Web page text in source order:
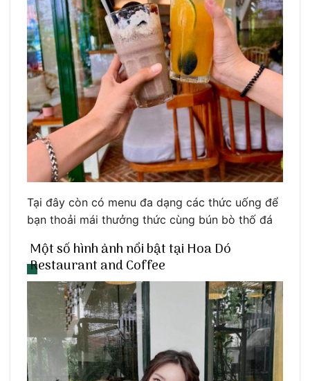
Tại đây còn có menu đa dạng các thức uống để
bạn thoải mái thưởng thức cùng bún bò thố đá
Một số hình ảnh nổi bật tại Hoa Dó
Restaurant and Coffee